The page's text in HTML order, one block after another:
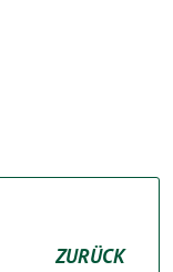
ZURÜCK